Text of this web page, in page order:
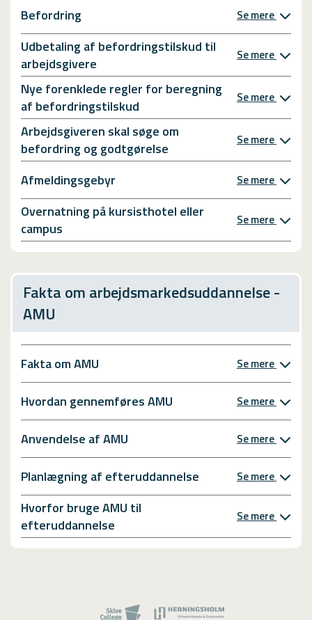
Befordring Se mere
Udbetaling af befordringstilskud til
arbejdsgivere
Se mere
Nye forenklede regler for beregning
af befordringstilskud
Se mere
Arbejdsgiveren skal søge om
befordring og godtgørelse
Se mere
Afmeldingsgebyr Se mere
Overnatning på kursisthotel eller
campus
Se mere
Fakta om arbejdsmarkedsuddannelse -
AMU
Fakta om AMU Se mere
Hvordan gennemføres AMU Se mere
Anvendelse af AMU Se mere
Planlægning af efteruddannelse Se mere
Hvorfor bruge AMU til
efteruddannelse
Se mere